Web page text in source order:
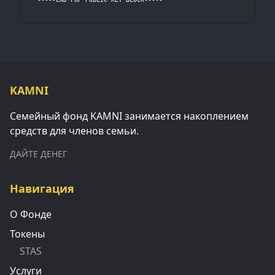
KAMNI
Семейный фонд KAMNI занимается накоплением
средств для членов семьи.
ДАЙТЕ ДЕНЕГ
Навигация
О Фонде
Токены
STAS
Услуги